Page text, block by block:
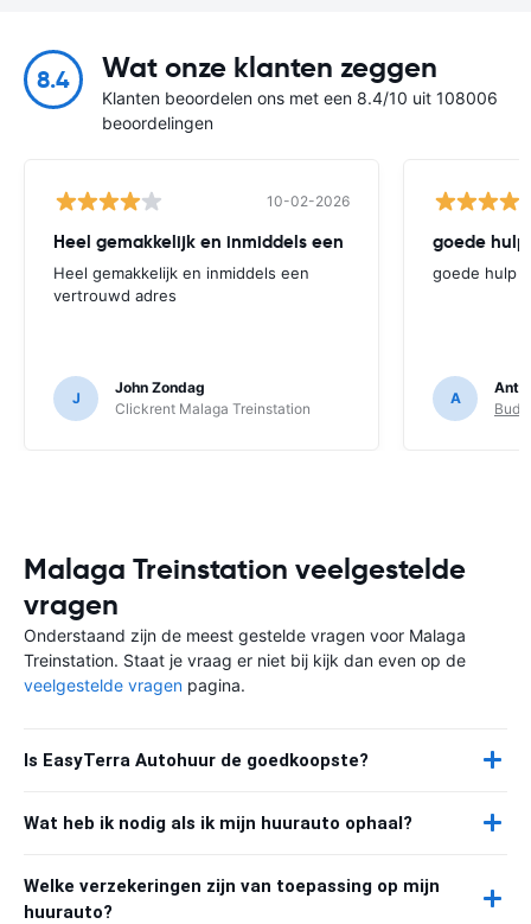
8.4 Wat onze klanten zeggen
Klanten beoordelen ons met een 8.4/10 uit 108006
beoordelingen
10-02-2026
Heel gemakkelijk en inmiddels een
Heel gemakkelijk en inmiddels een
vertrouwd adres
J
John Zondag
Clickrent Malaga Treinstation
goede hulp
goede hulp
A
Malaga Treinstation veelgestelde
vragen
Onderstaand zijn de meest gestelde vragen voor Malaga
Treinstation. Staat je vraag er niet bij kijk dan even op de
veelgestelde vragen pagina.
Is EasyTerra Autohuur de goedkoopste?
Wat heb ik nodig als ik mijn huurauto ophaal?
Welke verzekeringen zijn van toepassing op mijn
huurauto?